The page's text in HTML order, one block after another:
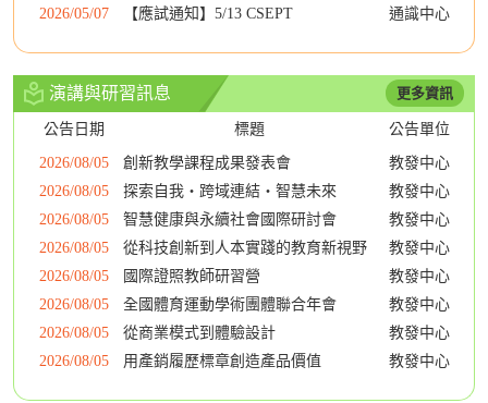
2026/05/07
【應試通知】5/13 CSEPT 通識中心
演講與研習訊息 更多資訊
公告日期 標題 公告單位
2026/08/05 創新教學課程成果發表會
教發中心
2026/08/05
探索自我‧跨域連結‧智慧未來
教發中心
2026/08/05
智慧健康與永續社會國際研討會
教發中心
2026/08/05
從科技創新到人本實踐的教育新視野
教發中心
2026/08/05
國際證照教師研習營
教發中心
2026/08/05
全國體育運動學術團體聯合年會
教發中心
2026/08/05
從商業模式到體驗設計
教發中心
2026/08/05
用產銷履歷標章創造產品價值 教發中心